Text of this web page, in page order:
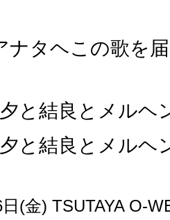
ナタヘこの歌を
と結良とメルヘ
と結良とメルヘ
日 (金) TSUTAYA O-